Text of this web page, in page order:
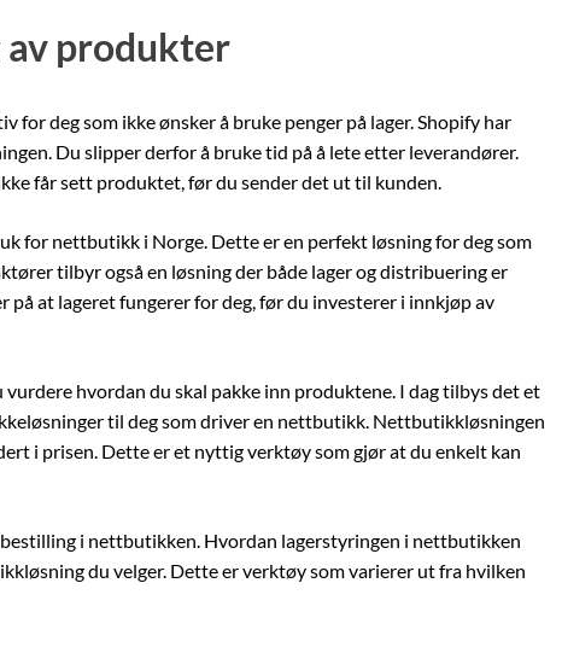
av produkter
deg som ikke ønsker å bruke penger på lager. Shopify har
Du slipper derfor å bruke tid på å lete etter leverandører.
får sett produktet, før du sender det ut til kunden.
for nettbutikk i Norge. Dette er en perfekt løsning for deg som
tilbyr også en løsning der både lager og distribuering er
at lageret fungerer for deg, før du investerer i innkjøp av
hvordan du skal pakke inn produktene. I dag tilbys det et
til deg som driver en nettbutikk. Nettbutikkløsningen
i prisen. Dette er et nyttig verktøy som gjør at du enkelt kan
i nettbutikken. Hvordan lagerstyringen i nettbutikken
du velger. Dette er verktøy som varierer ut fra hvilken